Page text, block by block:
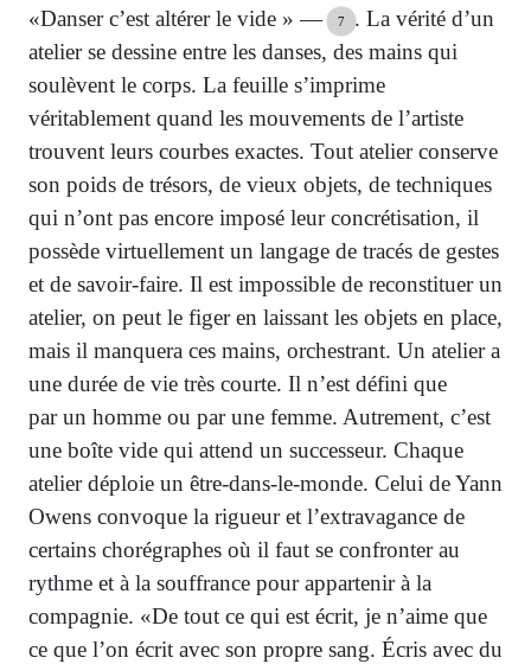
«Danser c’est altérer le vide » —
7
. La vérité d’un
atelier se dessine entre les danses, des mains qui
soulèvent le corps. La feuille s’imprime
véritablement quand les mouvements de l’artiste
trouvent leurs courbes exactes. Tout atelier conserve
son poids de trésors, de vieux objets, de techniques
qui n’ont pas encore imposé leur concrétisation, il
possède virtuellement un langage de tracés de gestes
et de savoir-faire. Il est impossible de reconstituer un
atelier, on peut le figer en laissant les objets en place,
mais il manquera ces mains, orchestrant. Un atelier a
une durée de vie très courte. Il n’est défini que
par un homme ou par une femme. Autrement, c’est
une boîte vide qui attend un successeur. Chaque
atelier déploie un être-dans-le-monde. Celui de Yann
Owens convoque la rigueur et l’extravagance de
certains chorégraphes où il faut se confronter au
rythme et à la souffrance pour appartenir à la
compagnie. «De tout ce qui est écrit, je n’aime que
ce que l’on écrit avec son propre sang. Écris avec du